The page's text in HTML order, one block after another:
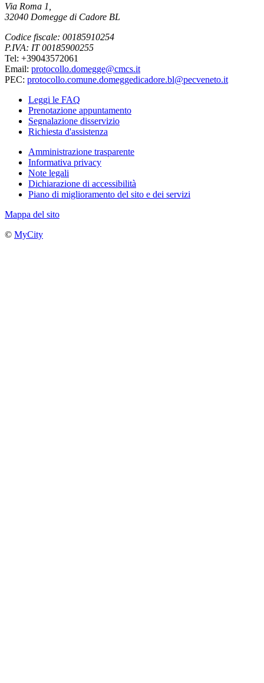
Via Roma 1,
32040 Domegge di Cadore BL
Codice fiscale: 00185910254
P.IVA: IT 00185900255
Tel: +39043572061
Email: protocollo.domegge@cmcs.it
PEC: protocollo.comune.domeggedicadore.bl@pecveneto.it
Leggi le FAQ
Prenotazione appuntamento
Segnalazione disservizio
Richiesta d'assistenza
Amministrazione trasparente
Informativa privacy
Note legali
Dichiarazione di accessibilità
Piano di miglioramento del sito e dei servizi
Mappa del sito
© MyCity